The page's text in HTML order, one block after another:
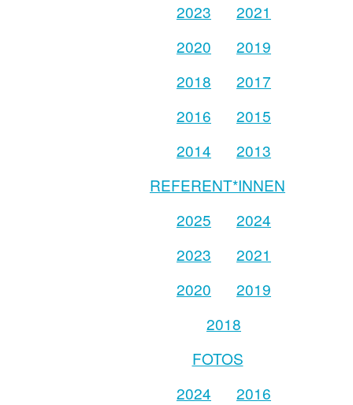
2023
2021
2020
2019
2018
2017
2016
2015
2014
2013
REFERENT*INNEN
2025
2024
2023
2021
2020
2019
2018
FOTOS
2024
2016